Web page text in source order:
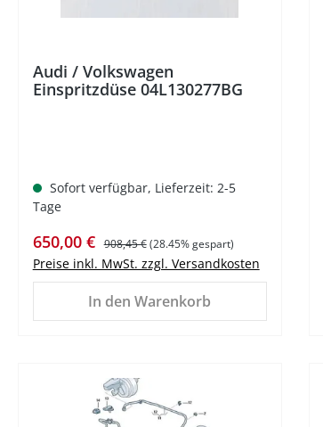
Audi / Volkswagen
Einspritzdüse 04L130277BG
Sofort verfügbar, Lieferzeit: 2-5
Tage
Verkaufspreis:
650,00 € Regulärer Preis:
908,45 €(28.45% gespart)
Preise inkl. MwSt. zzgl. Versandkosten
In den Warenkorb